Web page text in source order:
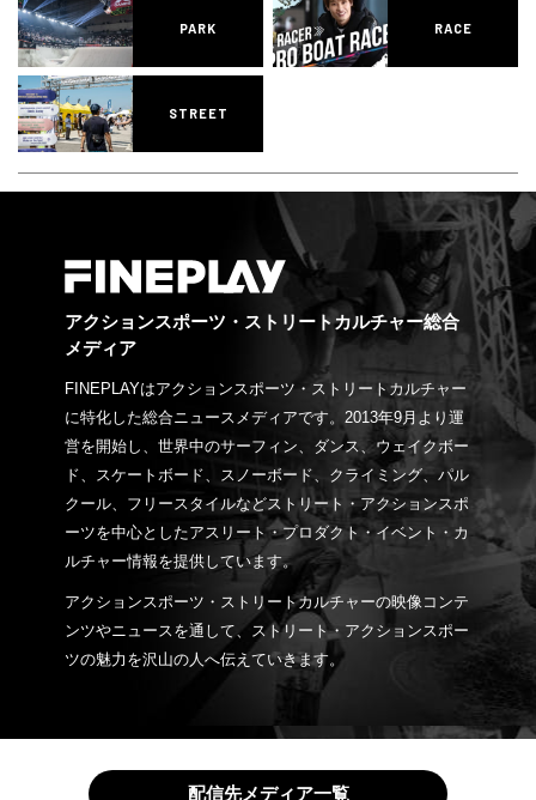
PARK RACE
STREET
アクションスポーツ・ストリートカルチャー総合
メディア
FINEPLAYはアクションスポーツ・ストリートカルチャー
に特化した総合ニュースメディアです。2013年9月より運
営を開始し、世界中のサーフィン、ダンス、ウェイクボー
ド、スケートボード、スノーボード、クライミング、パル
クール、フリースタイルなどストリート・アクションスポ
ーツを中心としたアスリート・プロダクト・イベント・カ
ルチャー情報を提供しています。
アクションスポーツ・ストリートカルチャーの映像コンテ
ンツやニュースを通して、ストリート・アクションスポー
ツの魅力を沢山の人へ伝えていきます。
配信先メディア一覧